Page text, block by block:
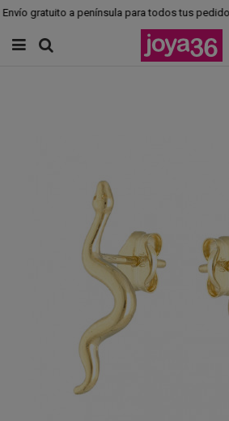
gratuito a península para todos tus pedidos.